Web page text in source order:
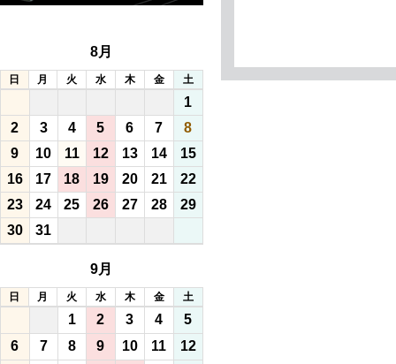
8月
日 月 火 水 木 金 土
1
2
3 4 5 6 7
8
9
10 11 12 13 14
15
16
17 18 19 20 21
22
23
24 25 26 27 28
29
30
31
9月
日 月 火 水 木 金 土
1 2 3 4
5
6
7 8 9 10 11
12